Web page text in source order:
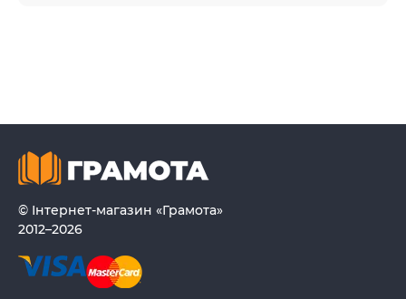
© Інтернет-магазин «Грамота»
2012–2026